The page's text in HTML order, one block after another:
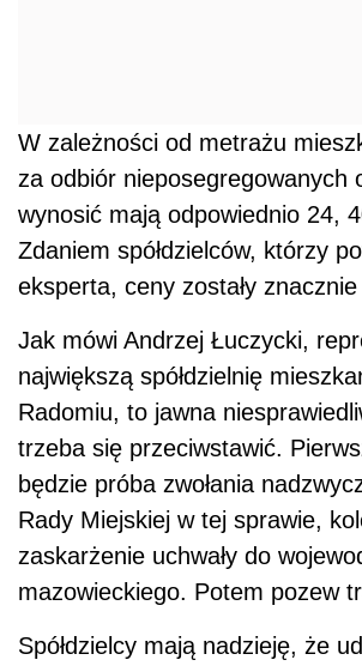
W zależności od metrażu
za odbiór nieposegregowanych
wynosić mają odpowiednio 24,
Zdaniem spółdzielców, którzy
eksperta, ceny zostały
Jak mówi Andrzej Łuczycki,
największą spółdzielnię
Radomiu, to jawna
trzeba się przeciwstawić.
będzie próba zwołania
Rady Miejskiej w tej sprawie,
zaskarżenie uchwały do
mazowieckiego. Potem pozew
Spółdzielcy mają nadzieję, że